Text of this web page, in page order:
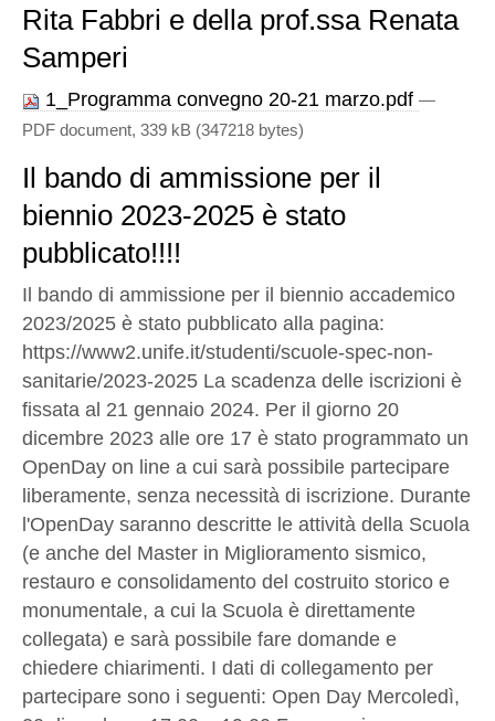
Rita Fabbri e della prof.ssa Renata
Samperi
1_Programma convegno 20-21 marzo.pdf—
PDF document, 339 kB (347218 bytes)
Il bando di ammissione per il
biennio 2023-2025 è stato
pubblicato!!!!
Il bando di ammissione per il biennio accademico
2023/2025 è stato pubblicato alla pagina:
https://www2.unife.it/studenti/scuole-spec-non-
sanitarie/2023-2025 La scadenza delle iscrizioni è
fissata al 21 gennaio 2024. Per il giorno 20
dicembre 2023 alle ore 17 è stato programmato un
OpenDay on line a cui sarà possibile partecipare
liberamente, senza necessità di iscrizione. Durante
l'OpenDay saranno descritte le attività della Scuola
(e anche del Master in Miglioramento sismico,
restauro e consolidamento del costruito storico e
monumentale, a cui la Scuola è direttamente
collegata) e sarà possibile fare domande e
chiedere chiarimenti. I dati di collegamento per
partecipare sono i seguenti: Open Day Mercoledì,